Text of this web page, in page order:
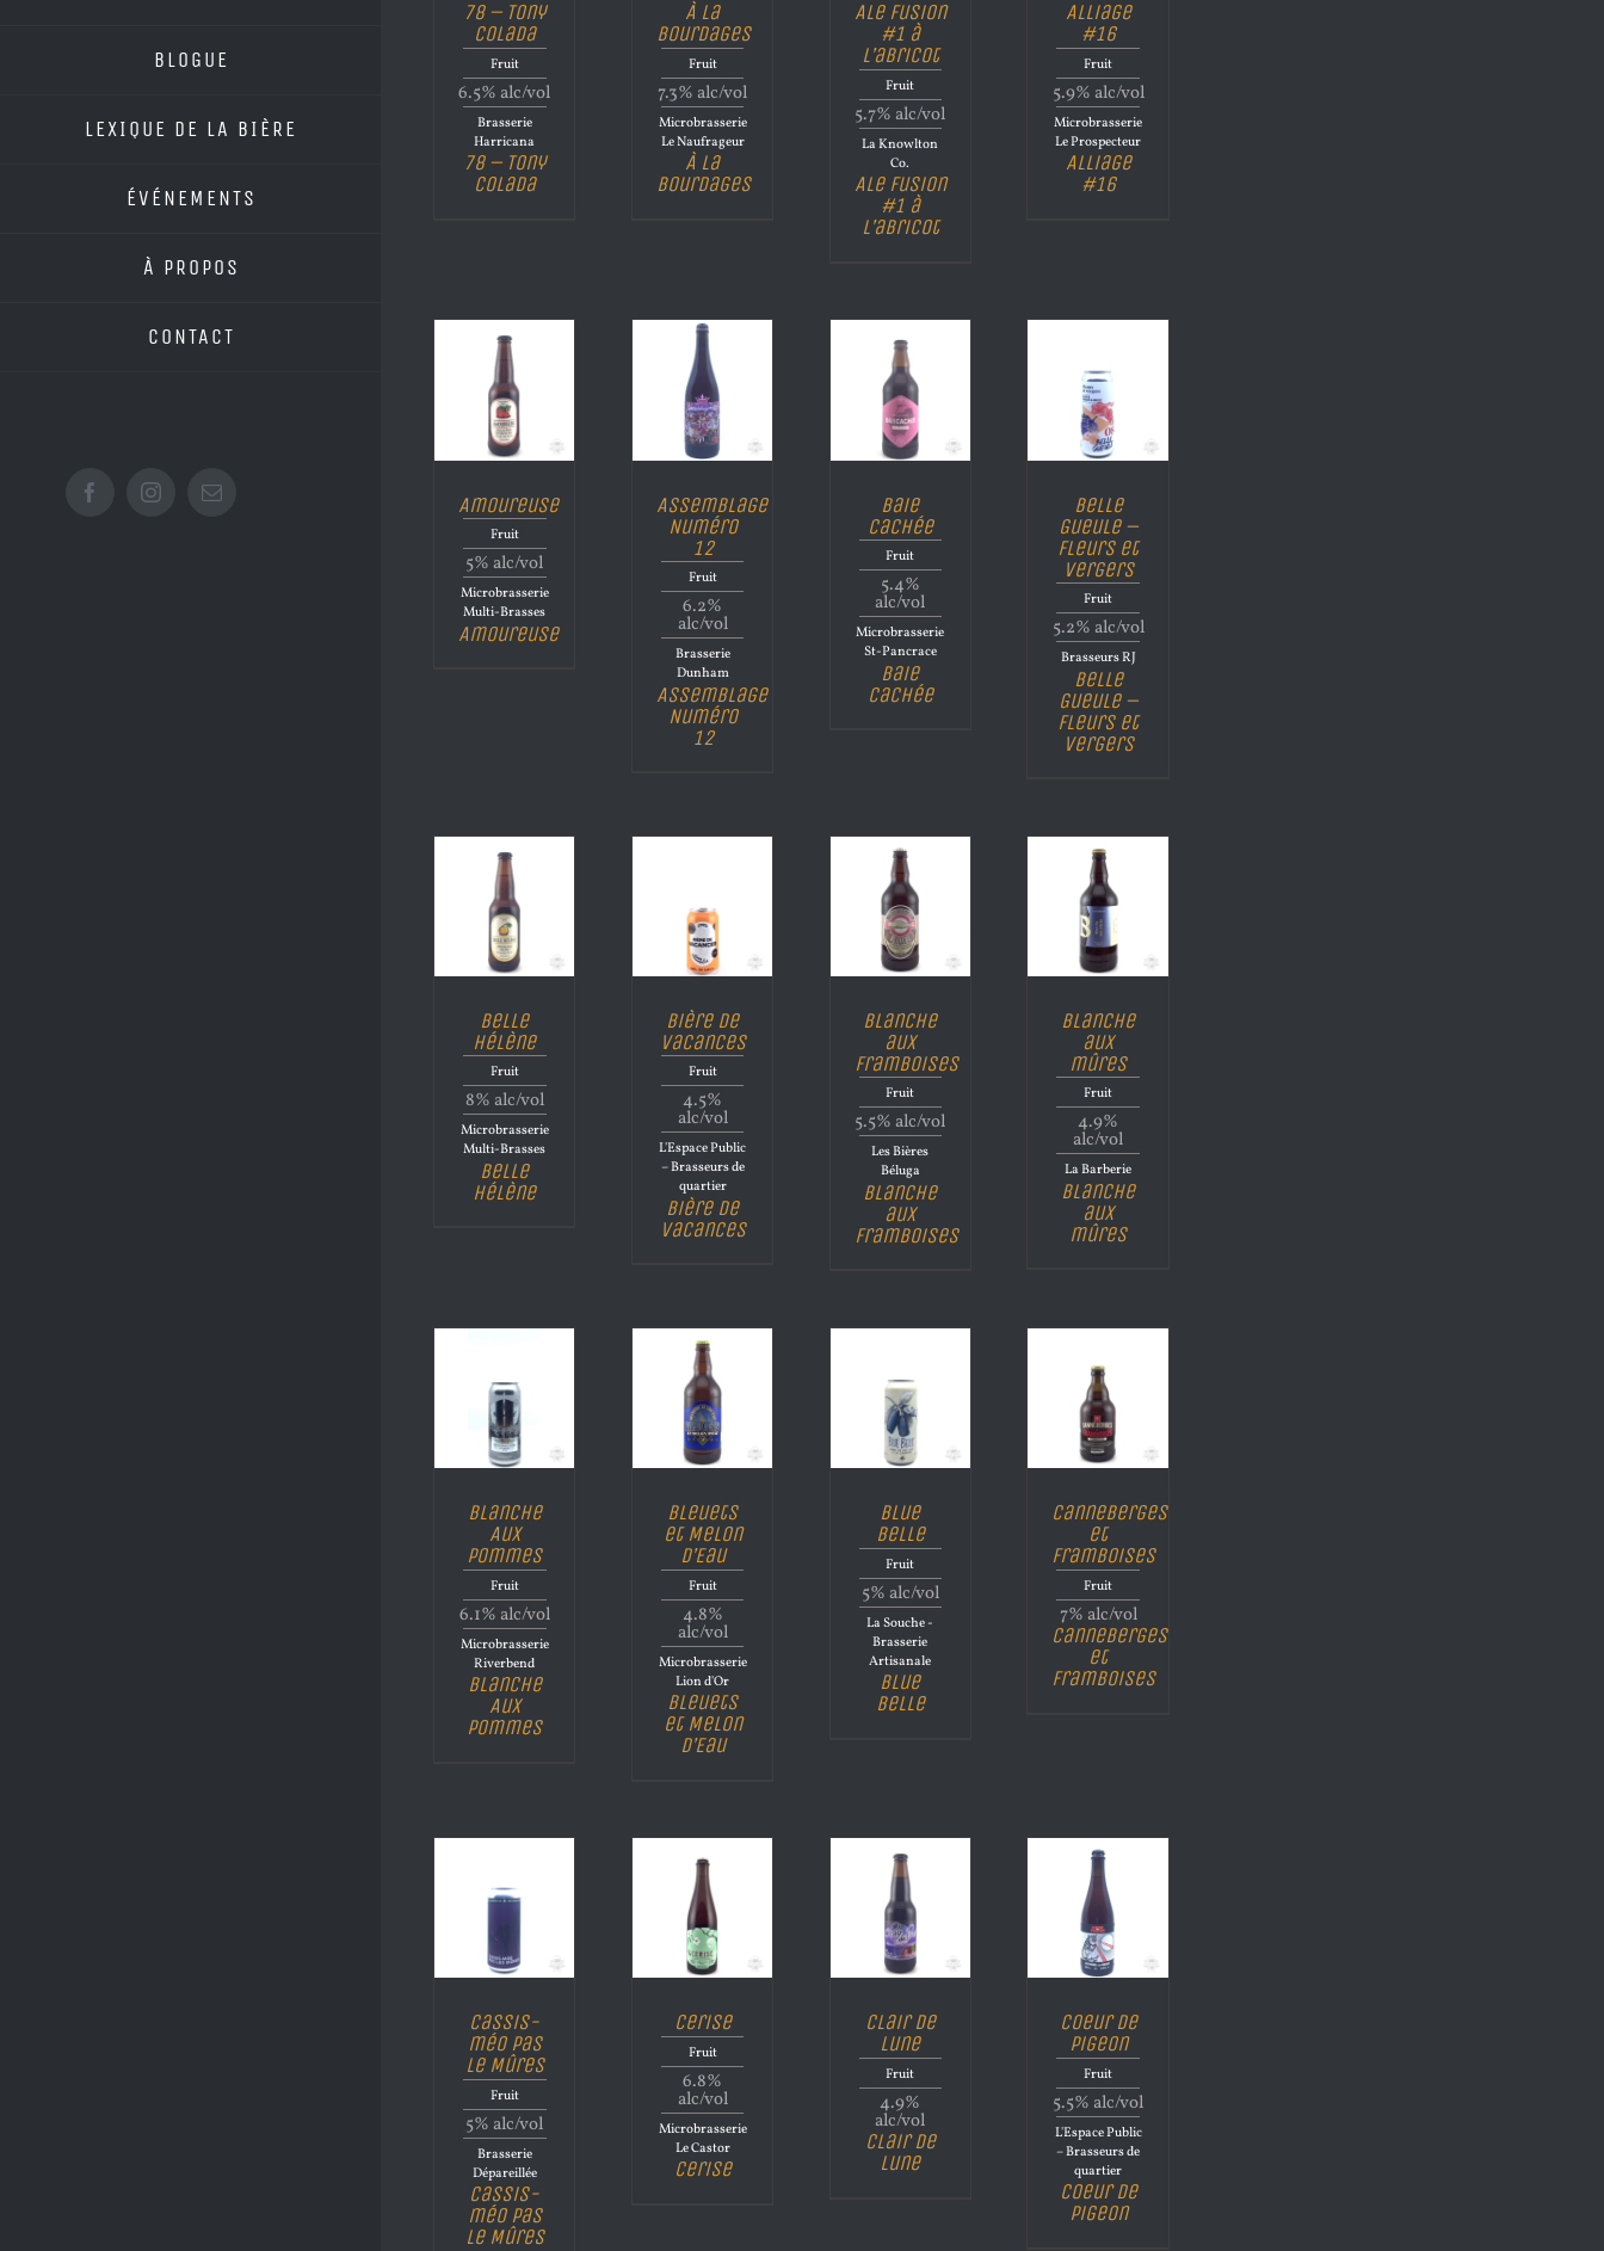
BLOGUE
LEXIQUE DE LA BIÈRE
ÉVÉNEMENTS
À PROPOS
CONTACT
FacebookInstagramEmail
78 – Tony
Colada
Fruit
6.5% alc/vol
Brasserie
Harricana
78 – Tony
Colada
À la
Bourdages
Fruit
7.3% alc/vol
Microbrasserie
Le Naufrageur
À la
Bourdages
Ale Fusion
#1 à
l’abricot
Fruit
5.7% alc/vol
La Knowlton
Co.
Ale Fusion
#1 à
l’abricot
Alliage
#16
Fruit
5.9% alc/vol
Microbrasserie
Le Prospecteur
Alliage
#16
Amoureuse
Fruit
5% alc/vol
Microbrasserie
Multi-Brasses
Amoureuse
Assemblage
Numéro
12
Fruit
6.2%
alc/vol
Brasserie
Dunham
Assemblage
Numéro
12
Baie
Cachée
Fruit
5.4%
alc/vol
Microbrasserie
St-Pancrace
Baie
Cachée
Belle
Gueule –
Fleurs et
Vergers
Fruit
5.2% alc/vol
Brasseurs RJ
Belle
Gueule –
Fleurs et
Vergers
Belle
Hélène
Fruit
8% alc/vol
Microbrasserie
Multi-Brasses
Belle
Hélène
Bière de
vacances
Fruit
4.5%
alc/vol
L'Espace Public
– Brasseurs de
quartier
Bière de
vacances
Blanche
aux
framboises
Fruit
5.5% alc/vol
Les Bières
Béluga
Blanche
aux
framboises
Blanche
aux
mûres
Fruit
4.9%
alc/vol
La Barberie
Blanche
aux
mûres
Blanche
Aux
Pommes
Fruit
6.1% alc/vol
Microbrasserie
Riverbend
Blanche
Aux
Pommes
Bleuets
et Melon
d’Eau
Fruit
4.8%
alc/vol
Microbrasserie
Lion d'Or
Bleuets
et Melon
d’Eau
Blue
Belle
Fruit
5% alc/vol
La Souche -
Brasserie
Artisanale
Blue
Belle
Canneberges
et
Framboises
Fruit
7% alc/vol
Canneberges
et
Framboises
Cassis-
méo pas
le Mûres
Fruit
5% alc/vol
Brasserie
Dépareillée
Cassis-
méo pas
le Mûres
Cerise
Fruit
6.8%
alc/vol
Microbrasserie
Le Castor
Cerise
Clair de
lune
Fruit
4.9%
alc/vol
Clair de
lune
Coeur de
Pigeon
Fruit
5.5% alc/vol
L'Espace Public
– Brasseurs de
quartier
Coeur de
Pigeon